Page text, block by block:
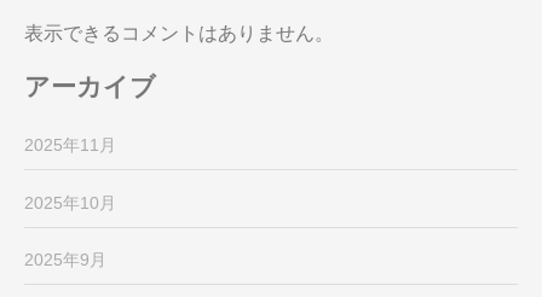
表示できるコメントはありません。
アーカイブ
2025年11月
2025年10月
2025年9月